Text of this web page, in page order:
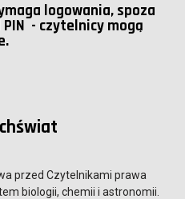
logowania, spoza
- czytelnicy mogą
przed Czytelnikami prawa
biologii, chemii i astronomii.